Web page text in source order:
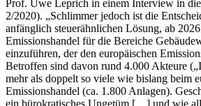
Prof. Uwe Leprich in einem Interview in
2/2020). „Schlimmer jedoch ist die
anfänglich steuerähnlichen Lösung, ab
Emissionshandel für die Bereiche
einzuführen, der den europäischen
Betroffen sind davon rund 4.000 Akteure
mehr als doppelt so viele wie bislang beim
Emissionshandel (ca. 1.800 Anlagen).
ein bürokratisches Ungetüm […] und wie